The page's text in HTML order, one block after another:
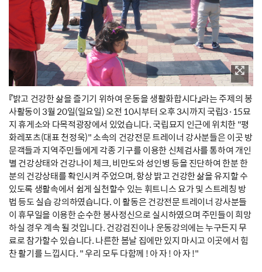
『밝고 건강한 삶을 즐기기 위하여 운동을 생활화합시다』라는 주제의 봉
사활동이 3월 20일(일요일) 오전 10시부터 오후 3시까지 국립3·15묘
지 휴게소와 다목적광장에서 있었습니다. 국립묘지 인근에 위치한 "평
화레포츠(대표 천정욱)" 소속의 건강전문 트레이너 강사분들은 이곳 방
문객들과 지역주민들에게 각종 기구를 이용한 신체검사를 통하여 개인
별 건강상태와 건강나이 체크, 비만도와 성인병 등을 진단하여 한분 한
분의 건강상태를 확인시켜 주었으며, 항상 밝고 건강한 삶을 유지할 수
있도록 생활속에서 쉽게 실천할수 있는 휘트니스 요가 및 스트레칭 방
법 등도 실습 강의하였습니다. 이 활동은 건강전문 트레이너 강사분들
이 휴무일을 이용한 순수한 봉사정신으로 실시하였으며 주민들이 희망
하실 경우 계속 될 것입니다. 건강검진이나 운동강의에는 누구든지 무
료로 참가할수 있습니다. 나른한 봄날 집에만 있지 마시고 이곳에서 힘
찬 활기를 느낍시다. " 우리 모두 다함께 ! 아 자 ! 아 자 !"